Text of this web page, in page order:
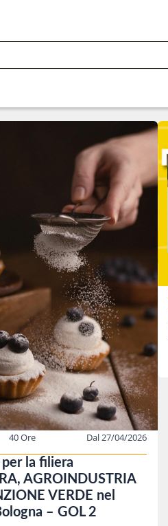
40 Ore Dal 27/04/2026
la filiera
AGROINDUSTRIA
VERDE nel
– GOL 2